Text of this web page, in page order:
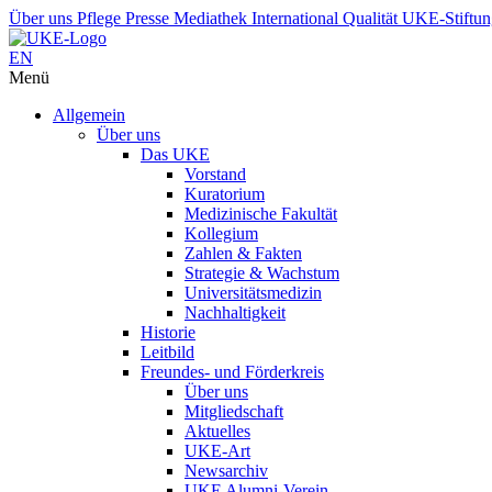
Über uns Pflege Presse Mediathek International Qualität UKE-
EN
Menü
Allgemein
Über uns
Das UKE
Vorstand
Kuratorium
Medizinische Fakultät
Kollegium
Zahlen & Fakten
Strategie & Wachstum
Universitätsmedizin
Nachhaltigkeit
Historie
Leitbild
Freundes- und Förderkreis
Über uns
Mitgliedschaft
Aktuelles
UKE-Art
Newsarchiv